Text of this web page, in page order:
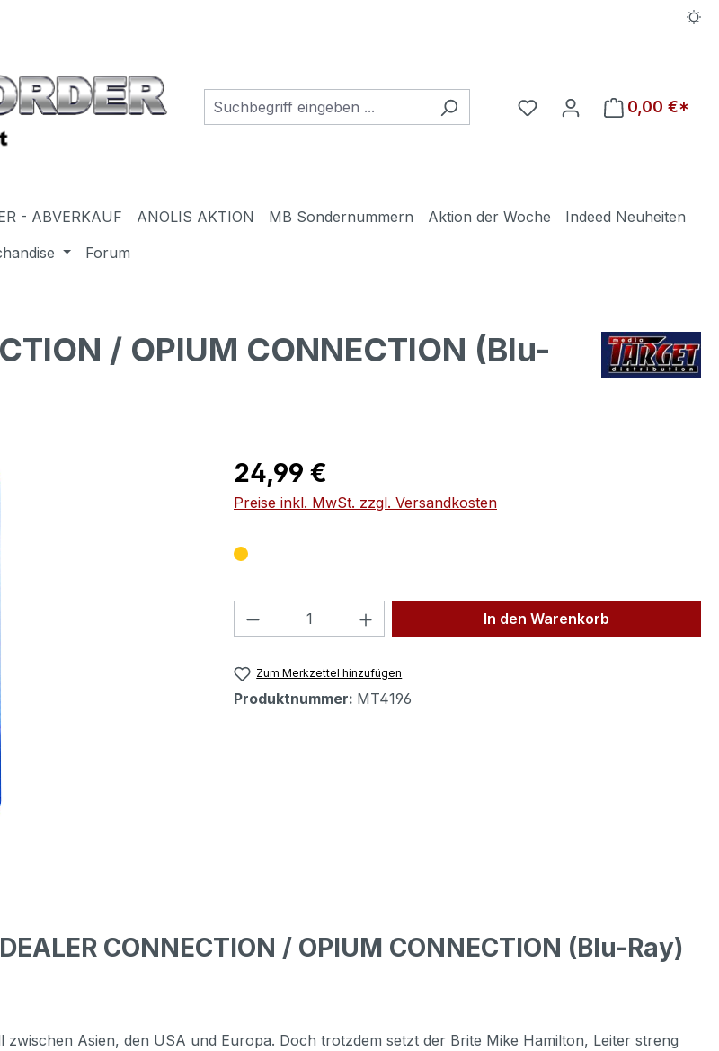
Du hast 0 Produkte auf
0,00 €*
- ABVERKAUF ANOLIS AKTION MB Sondernummern Aktion der Woche
Indeed Neuheiten
Forum
/ OPIUM CONNECTION (Blu-
Regulärer Preis:
24,99 €
Preise inkl. MwSt. zzgl. Versandkosten
Produkt Anzahl: Gib den gewünschten Wert
In den Warenkorb
Zum Merkzettel hinzufügen
Produktnummer: MT4196
CONNECTION / OPIUM CONNECTION (Blu-Ray)
Asien, den USA und Europa. Doch trotzdem setzt der Brite Mike Hamilton, Leiter streng